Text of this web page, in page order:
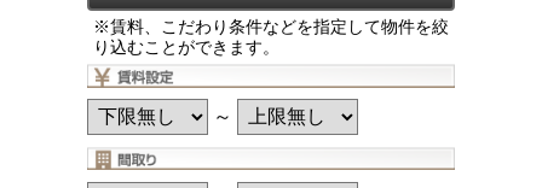
※賃料、こだわり条件などを指定して物件を絞
り込むことができます。
～